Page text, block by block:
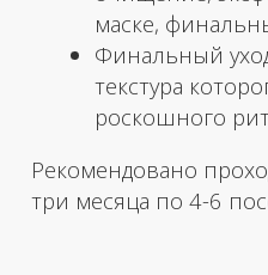
Этапы процедуры:
Приветственный ритуал
TRANQUILLITY™;
Очищение
Обертывание в
сливки;
Финальный уход -